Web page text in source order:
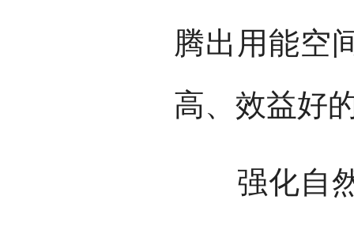
腾出用能空
高、效益好
强化自然